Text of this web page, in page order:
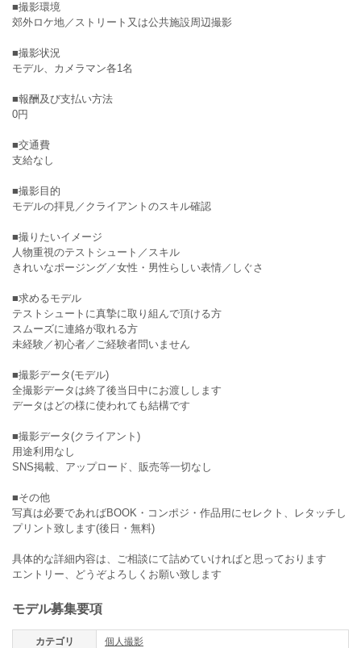
■撮影環境
郊外ロケ地／ストリート又は公共施設周辺撮影
■撮影状況
モデル、カメラマン各1名
■報酬及び支払い方法
0円
■交通費
支給なし
■撮影目的
モデルの拝見／クライアントのスキル確認
■撮りたいイメージ
人物重視のテストシュート／スキル
きれいなポージング／女性・男性らしい表情／しぐさ
■求めるモデル
テストシュートに真摯に取り組んで頂ける方
スムーズに連絡が取れる方
未経験／初心者／ご経験者問いません
■撮影データ(モデル)
全撮影データは終了後当日中にお渡しします
データはどの様に使われても結構です
■撮影データ(クライアント)
用途利用なし
SNS掲載、アップロード、販売等一切なし
■その他
写真は必要であればBOOK・コンポジ・作品用にセレクト、レタッチし
プリント致します(後日・無料)
具体的な詳細内容は、ご相談にて詰めていければと思っております
エントリー、どうぞよろしくお願い致します
モデル募集要項
カテゴリ 個人撮影